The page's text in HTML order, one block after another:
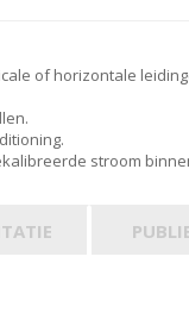
of horizontale
stroom